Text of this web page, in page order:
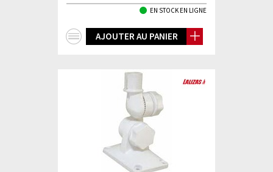
EN STOCK EN LIGNE
AJOUTER AU PANIER